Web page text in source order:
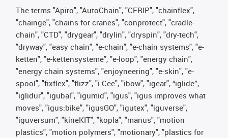
The terms "Apiro", "AutoChain", "CFRIP", "chainflex",
"chainge", "chains for cranes", "conprotect", "cradle-
chain", "CTD", "drygear", "drylin", "dryspin", "dry-tech",
"dryway", "easy chain", "e-chain", "e-chain systems", "e-
ketten", "e-kettensysteme", "e-loop", "energy chain",
"energy chain systems", "enjoyneering", "e-skin", "e-
spool", "fixflex", "flizz", "i.Cee", "ibow", "igear", “iglide”,
"iglidur", "igubal", "igumid", "igus", "igus improves what
moves", "igus:bike", "igusGO", "igutex", "iguverse",
"iguversum", "kineKIT", "kopla", "manus", "motion
plastics", "motion polymers", "motionary", "plastics for